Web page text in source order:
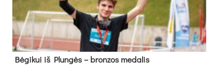
Bė­gi­kui iš Plun­gės – bron­zos me­da­lis